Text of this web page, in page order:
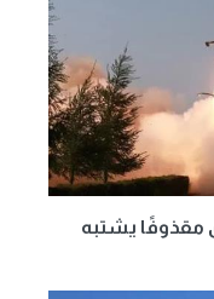
مقذوفًا يشتبه